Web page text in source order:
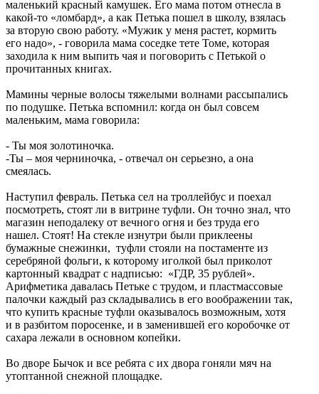
маленький красный камушек. Его мама потом отнесла в
какой-то «ломбард», а как Петька пошел в школу, взялась
за вторую свою работу. «Мужик у меня растет, кормить
его надо», - говорила мама соседке тете Томе, которая
заходила к ним выпить чая и поговорить с Петькой о
прочитанных книгах.
Мамины черные волосы тяжелыми волнами рассыпались
по подушке. Петька вспомнил: когда он был совсем
маленьким, мама говорила:
- Ты моя золотиночка.
-Ты – моя черниночка, - отвечал он серьезно, а она
смеялась.
Наступил февраль. Петька сел на троллейбус и поехал
посмотреть, стоят ли в витрине туфли. Он точно знал, что
магазин неподалеку от вечного огня и без труда его
нашел. Стоят! На стекле изнутри были приклеены
бумажные снежинки, туфли стояли на постаменте из
серебряной фольги, к которому иголкой был приколот
картонный квадрат с надписью: «ГДР, 35 рублей».
Арифметика давалась Петьке с трудом, и пластмассовые
палочки каждый раз складывались в его воображении так,
что купить красные туфли оказывалось возможным, хотя
и в разбитом поросенке, и в заменившей его коробочке от
сахара лежали в основном копейки.
Во дворе Бычок и все ребята с их двора гоняли мяч на
утоптанной снежной площадке.